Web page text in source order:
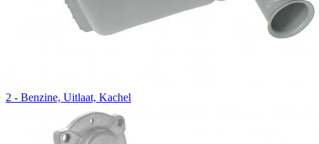
2 - Benzine, Uitlaat, Kachel